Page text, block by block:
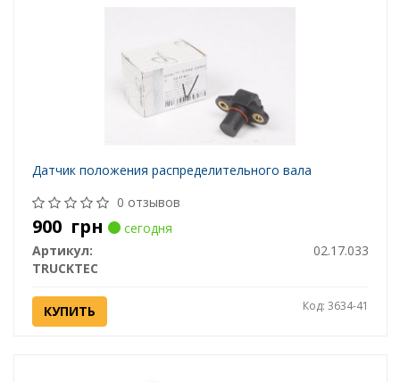
Датчик положения распределительного вала
0 отзывов
900 грн
сегодня
Артикул:
02.17.033
TRUCKTEC
КУПИТЬ Код: 3634-41